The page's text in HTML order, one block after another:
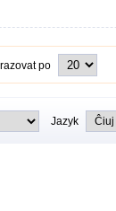
po
Jazyk